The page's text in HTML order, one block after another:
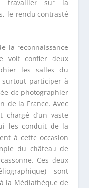
travailler sur la
le rendu contrasté
la reconnaissance
voit confier deux
les salles du
surtout participer à
de photographier
de la France. Avec
d’un vaste
les conduit de la
à cette occasion
du château de
Ces deux
sont
la Médiathèque de